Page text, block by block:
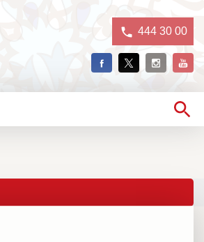
444 30 00